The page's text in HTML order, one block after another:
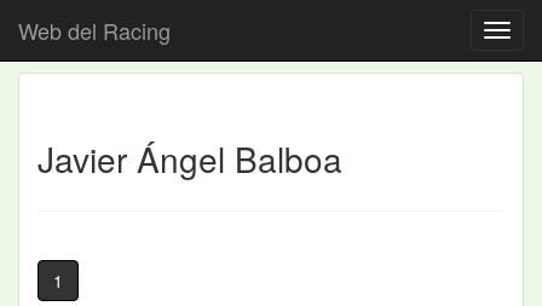
Web del Racing
Javier Ángel Balboa
1